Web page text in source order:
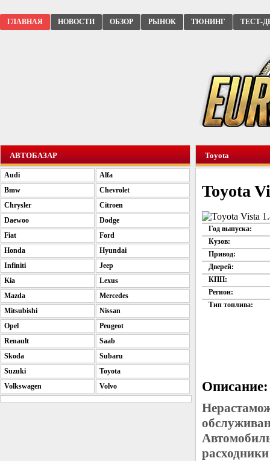
ГЛАВНАЯ НОВОСТИ ОБЗОР РЫНОК ТЮНИНГ ТЕСТ-
Toyota
Toyota
Год выпуска:
Кузов:
Привод:
Дверей:
КПП:
Регион:
Тип топлива:
Описание:
АВТОБАЗАР
Audi
Alfa
Bmw
Chevrolet
Chrysler
Citroen
Daewoo
Dodge
Fiat
Ford
Honda
Hyundai
Infiniti
Jeep
Kia
Lexus
Mazda
Mercedes
Mitsubishi
Nissan
Opel
Peugeot
Renault
Saab
Skoda
Subaru
Suzuki
Toyota
Volkswagen
Volvo